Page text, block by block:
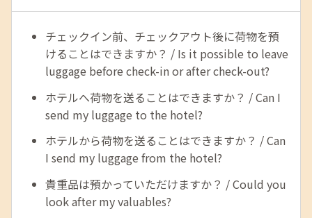
チェックイン前、チェックアウト後に荷物を預
けることはできますか？ / Is it possible to leave
luggage before check-in or after check-out?
ホテルへ荷物を送ることはできますか？ / Can I
send my luggage to the hotel?
ホテルから荷物を送ることはできますか？ / Can
I send my luggage from the hotel?
貴重品は預かっていただけますか？ / Could you
look after my valuables?